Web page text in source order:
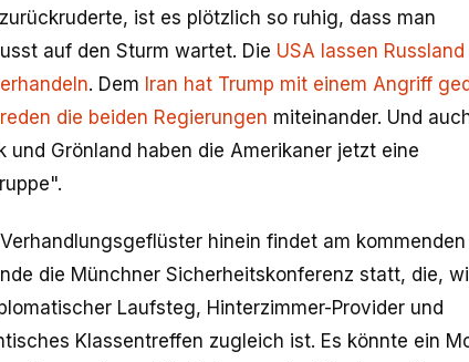
ist es plötzlich so ruhig, dass man
auf den Sturm wartet. Die USA lassen
. Dem ran hat Trump mit einem Angriff
die beiden Regierungen miteinander. Und
und Grönland haben die Amerikaner jetzt eine
Verhandlungsgeflüster hinein findet am kommenden
die Münchner Sicherheitskonferenz statt, die,
Laufsteg, Hinterzimmer-Provider und
Klassentreffen zugleich ist. Es könnte ein